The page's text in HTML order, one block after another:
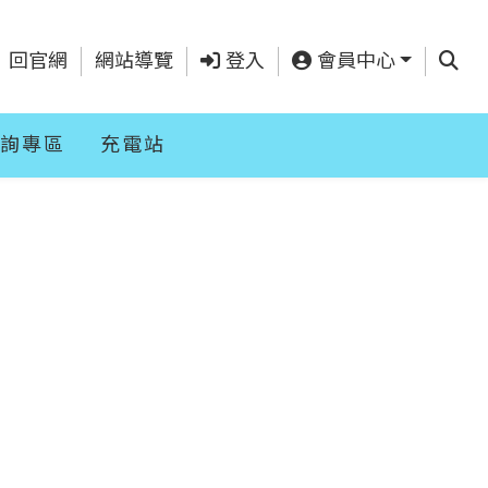
回官網 網站導覽 登入 會員中心 查詢
專區 充電站